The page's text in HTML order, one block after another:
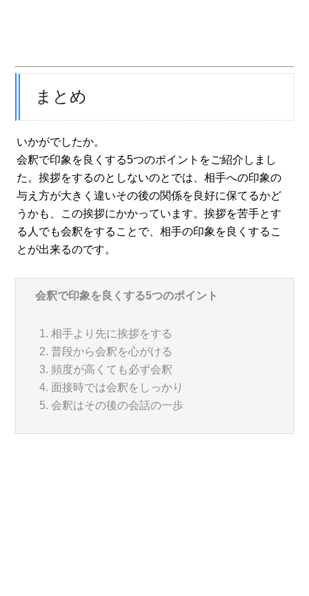
まとめ
いかがでしたか。
会釈で印象を良くする5つのポイントをご紹介しまし
た。挨拶をするのとしないのとでは、相手への印象の
与え方が大きく違いその後の関係を良好に保てるかど
うかも、この挨拶にかかっています。挨拶を苦手とす
る人でも会釈をすることで、相手の印象を良くするこ
とが出来るのです。
会釈で印象を良くする5つのポイント
相手より先に挨拶をする
普段から会釈を心がける
頻度が高くても必ず会釈
面接時では会釈をしっかり
会釈はその後の会話の一歩